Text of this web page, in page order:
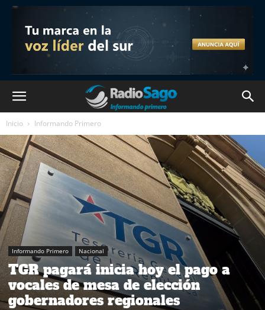
Inicio Informando Primero
Informando Primero Nacional
TGR pagará inicia hoy el pago a
vocales de mesa de elección
gobernadores regionales